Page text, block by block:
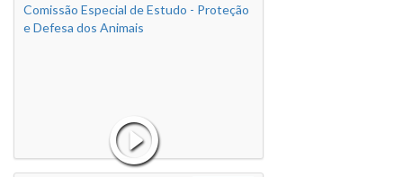
Comissão Especial de Estudo - Proteção
e Defesa dos Animais